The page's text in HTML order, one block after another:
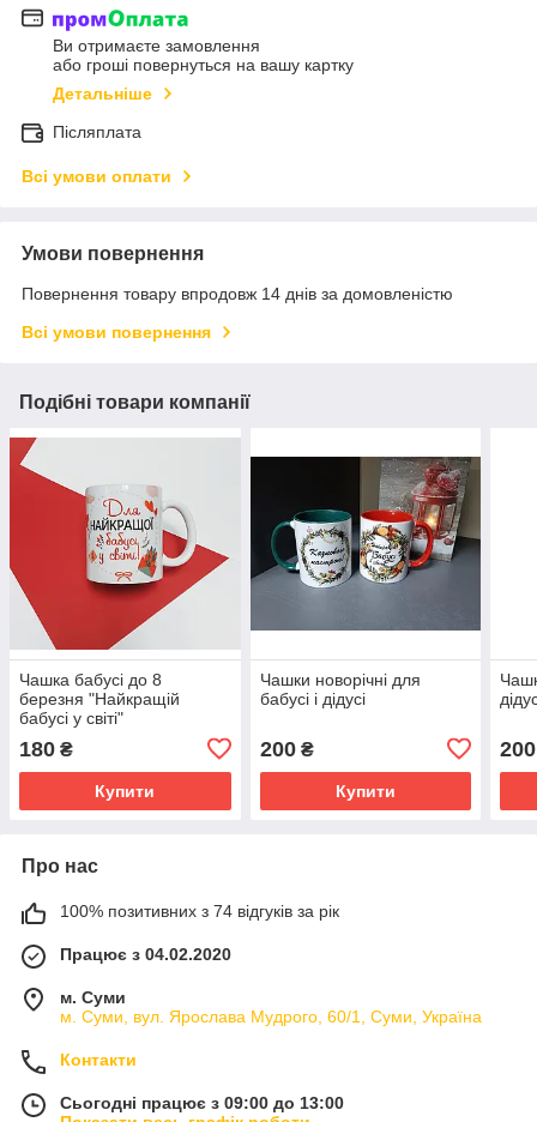
Ви отримаєте замовлення
або гроші повернуться на вашу картку
Детальніше
Післяплата
Всі умови оплати
Умови повернення
Повернення товару впродовж 14 днів за домовленістю
Всі умови повернення
Подібні товари компанії
Чашка бабусі до 8
березня "Найкращій
бабусі у світі"
180 ₴
Купити
Чашки новорічні для
бабусі і дідусі
200₴
Купити
200
Про нас
100% позитивних з 74 відгуків за рік
Працює з 04.02.2020
м. Суми
м. Суми, вул. Ярослава Мудрого, 60/1, Суми, Україна
Контакти
Сьогодні працює з 09:00 до 13:00